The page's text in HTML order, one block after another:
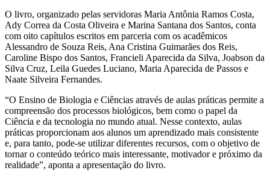
O livro, organizado pelas servidoras Maria Antônia Ramos Costa,
Ady Correa da Costa Oliveira e Marina Santana dos Santos, conta
com oito capítulos escritos em parceria com os acadêmicos
Alessandro de Souza Reis, Ana Cristina Guimarães dos Reis,
Caroline Bispo dos Santos, Francieli Aparecida da Silva, Joabson da
Silva Cruz, Leila Guedes Luciano, Maria Aparecida de Passos e
Naate Silveira Fernandes.
“O Ensino de Biologia e Ciências através de aulas práticas permite a
compreensão dos processos biológicos, bem como o papel da
Ciência e da tecnologia no mundo atual. Nesse contexto, aulas
práticas proporcionam aos alunos um aprendizado mais consistente
e, para tanto, pode-se utilizar diferentes recursos, com o objetivo de
tornar o conteúdo teórico mais interessante, motivador e próximo da
realidade”, aponta a apresentação do livro.